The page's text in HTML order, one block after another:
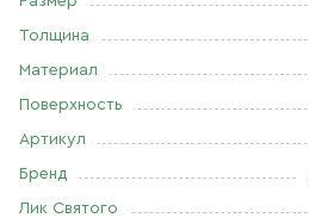
Толщина
Материал
Поверхность
Артикул
Бренд
Лик Святого